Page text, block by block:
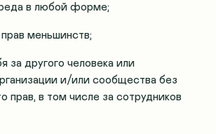
в любой форме;
меньшинств;
за другого человека или
и/или сообщества без
прав, в том числе за сотрудников